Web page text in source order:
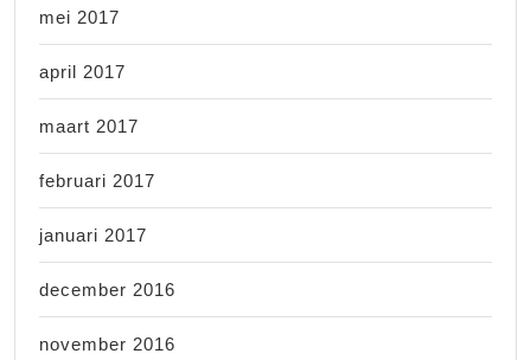
mei 2017
april 2017
maart 2017
februari 2017
januari 2017
december 2016
november 2016